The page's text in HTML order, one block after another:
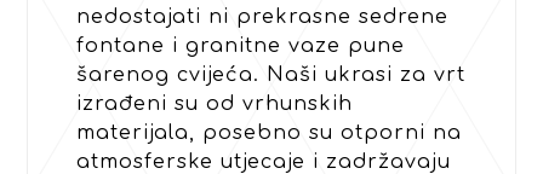
nedostajati ni prekrasne sedrene
fontane i granitne vaze pune
šarenog cvijeća. Naši ukrasi za vrt
izrađeni su od vrhunskih
materijala, posebno su otporni na
atmosferske utjecaje i zadržavaju